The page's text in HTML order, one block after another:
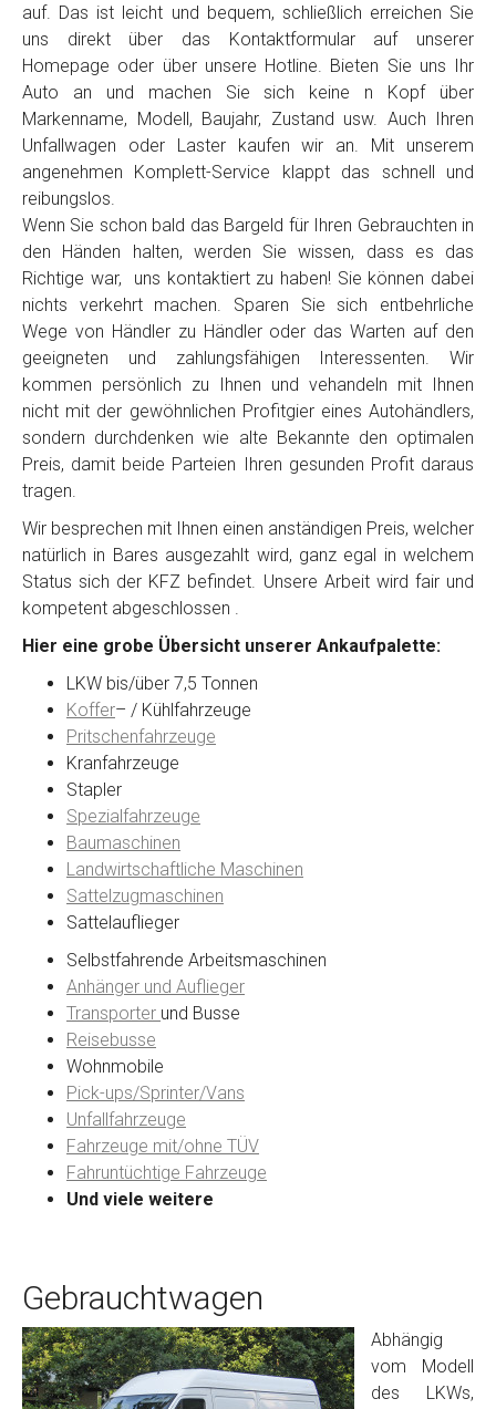
auf. Das ist leicht und bequem, schließlich erreichen Sie
uns direkt über das Kontaktformular auf unserer
Homepage oder über unsere Hotline. Bieten Sie uns Ihr
Auto an und machen Sie sich keine n Kopf über
Markenname, Modell, Baujahr, Zustand usw. Auch Ihren
Unfallwagen oder Laster kaufen wir an. Mit unserem
angenehmen Komplett-Service klappt das schnell und
reibungslos.
Wenn Sie schon bald das Bargeld für Ihren Gebrauchten in
den Händen halten, werden Sie wissen, dass es das
Richtige war, uns kontaktiert zu haben! Sie können dabei
nichts verkehrt machen. Sparen Sie sich entbehrliche
Wege von Händler zu Händler oder das Warten auf den
geeigneten und zahlungsfähigen Interessenten. Wir
kommen persönlich zu Ihnen und vehandeln mit Ihnen
nicht mit der gewöhnlichen Profitgier eines Autohändlers,
sondern durchdenken wie alte Bekannte den optimalen
Preis, damit beide Parteien Ihren gesunden Profit daraus
tragen.
Wir besprechen mit Ihnen einen anständigen Preis, welcher
natürlich in Bares ausgezahlt wird, ganz egal in welchem
Status sich der KFZ befindet. Unsere Arbeit wird fair und
kompetent abgeschlossen .
Hier eine grobe Übersicht unserer Ankaufpalette:
LKW bis/über 7,5 Tonnen
Koffer– / Kühlfahrzeuge
Pritschenfahrzeuge
Kranfahrzeuge
Stapler
Spezialfahrzeuge
Baumaschinen
Landwirtschaftliche Maschinen
Sattelzugmaschinen
Sattelauflieger
Selbstfahrende Arbeitsmaschinen
Anhänger und Auflieger
Transporter und Busse
Reisebusse
Wohnmobile
Pick-ups/Sprinter/Vans
Unfallfahrzeuge
Fahrzeuge mit/ohne TÜV
Fahruntüchtige Fahrzeuge
Und viele weitere
Gebrauchtwagen
Abhängig
vom Modell
des LKWs,